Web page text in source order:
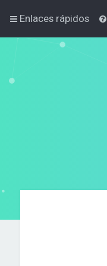
Enlaces rápidos